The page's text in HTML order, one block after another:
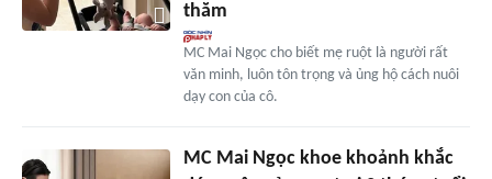
thăm
MC Mai Ngọc cho biết mẹ ruột là người rất
văn minh, luôn tôn trọng và ủng hộ cách nuôi
dạy con của cô.
MC Mai Ngọc khoe khoảnh khắc